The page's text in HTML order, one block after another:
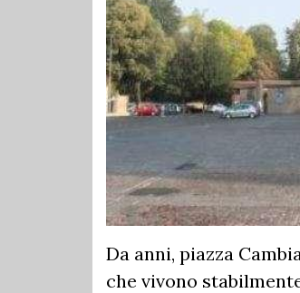
Da anni, piazza
che vivono